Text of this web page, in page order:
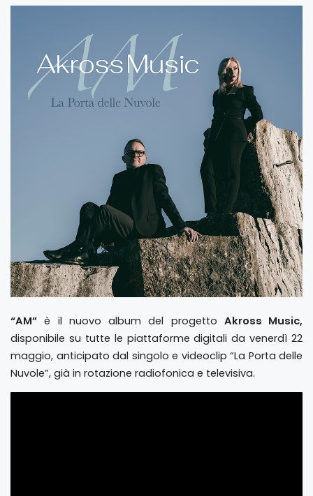
“AM” è il nuovo album del progetto Akross Music,
disponibile su tutte le piattaforme digitali da venerdì 22
maggio, anticipato dal singolo e videoclip “La Porta delle
Nuvole”, già in rotazione radiofonica e televisiva.